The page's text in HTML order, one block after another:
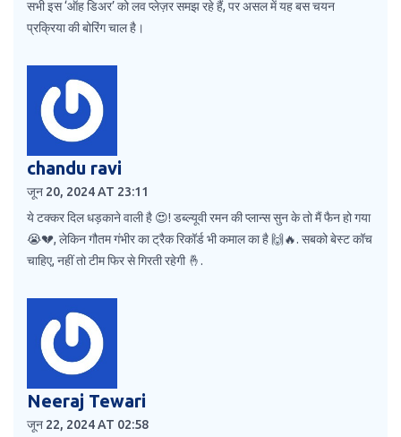
सभी इस ‘ऑह डिअर’ को लव प्लेज़र समझ रहे हैं, पर असल में यह बस चयन
प्रक्रिया की बोरिंग चाल है।
chandu ravi
जून 20, 2024 AT 23:11
ये टक्कर दिल धड़काने वाली है 😍! डब्ल्यूवी रमन की प्लान्स सुन के तो मैं फैन हो गया
😭💔, लेकिन गौतम गंभीर का ट्रैक रिकॉर्ड भी कमाल का है 🙌🔥. सबको बेस्ट कॉच
चाहिए, नहीं तो टीम फिर से गिरती रहेगी 🤞.
Neeraj Tewari
जून 22, 2024 AT 02:58